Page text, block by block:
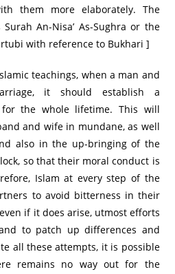
them more elaborately. The
An-Nisa’ As-Sughra or the
with reference to Bukhari ]
teachings, when a man and
it should establish a
the whole lifetime. This will
and wife in mundane, as well
also in the up-bringing of the
so that their moral conduct is
Islam at every step of the
to avoid bitterness in their
if it does arise, utmost efforts
to patch up differences and
all these attempts, it is possible
remains no way out for the